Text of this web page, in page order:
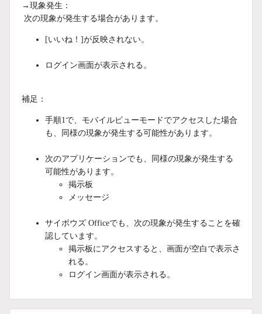
→現象発生：
次の現象が発生する場合があります。
[いいね！]が反映されない。
ログイン画面が表示される。
補足：
手順1で、モバイルビューモードでアクセスした場合
も、同様の現象が発生する可能性があります。
次のアプリケーションでも、同様の現象が発生する
可能性があります。
掲示板
メッセージ
サイボウズ Officeでも、次の現象が発生することを確
認しています。
掲示板にアクセスすると、画面が空白で表示さ
れる。
ログイン画面が表示される。